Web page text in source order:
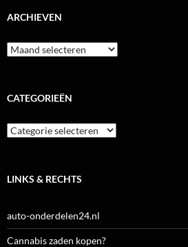
ARCHIEVEN
Archieven
CATEGORIEËN
Categorieën
LINKS & RECHTS
auto-onderdelen24.nl
Cannabis zaden kopen?